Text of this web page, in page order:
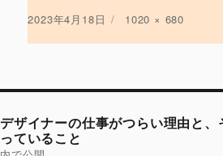
投
2023年4月18日
フ
ズ
1020 × 680
投
ナ
ビ
ゲ
デザイナーの仕事がつらい理由と
っていること